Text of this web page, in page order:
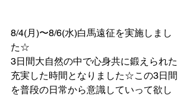
8/4(月)〜8/6(水)白馬遠征を実施しまし
た☆
3日間大自然の中で心身共に鍛えられた
充実した時間となりました☆この3日間
を普段の日常から意識していって欲し